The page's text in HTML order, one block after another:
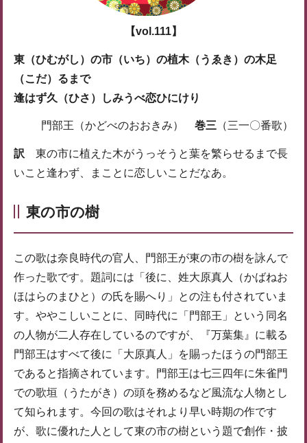
【vol.111】
東（ひむがし）の市（いち）の植木（うゑき）の木足
（こだ）るまで
逢はず久（ひさ）しみうべ恋ひにけり
門部王（かどべのおおきみ） 巻三 （三一〇番歌）
訳 東の市に植えた木がうっそうと葉を繁らせるまで長
いこと逢わず、まことに恋しいことだなあ。
東の市の樹
この歌は奈良時代の官人、門部王が東の市の樹を詠んで
作った歌です。題詞には「後に、姓大原真人（かばねお
ほはらのまひと）の氏を賜へり」との注も付されていま
す。ややこしいことに、同時代に「門部王」という同名
の人物が二人存在しているのですが、『万葉集』に載る
門部王はすべて後に「大原真人」を賜ったほうの門部王
であると指摘されています。門部王は七三四年に朱雀門
での歌垣（うたがき）の頭を務めるなど風流な人物とし
て知られます。今回の歌はそれより早い時期の作です
が、歌に優れた人として東の市の樹という題で創作・披